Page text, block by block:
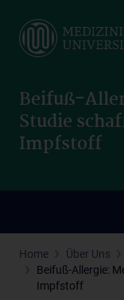
main
Beifuß-
Studie
Impfstoff
Home Über Uns
Beifuß-Allergie:
Impfstoff